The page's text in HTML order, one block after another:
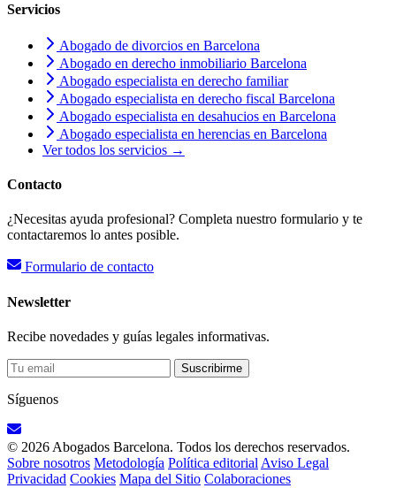
Servicios
Abogado de divorcios en Barcelona
Abogado en derecho inmobiliario Barcelona
Abogado especialista en derecho familiar
Abogado especialista en derecho fiscal Barcelona
Abogado especialista en desahucios en Barcelona
Abogado especialista en herencias en Barcelona
Ver todos los servicios →
Contacto
¿Necesitas ayuda profesional? Completa nuestro formulario y te
contactaremos lo antes posible.
Formulario de contacto
Newsletter
Recibe novedades y guías legales informativas.
Suscribirme
Síguenos
© 2026 Abogados Barcelona. Todos los derechos reservados.
Sobre nosotros Metodología Política editorial Aviso Legal
Privacidad Cookies Mapa del Sitio Colaboraciones